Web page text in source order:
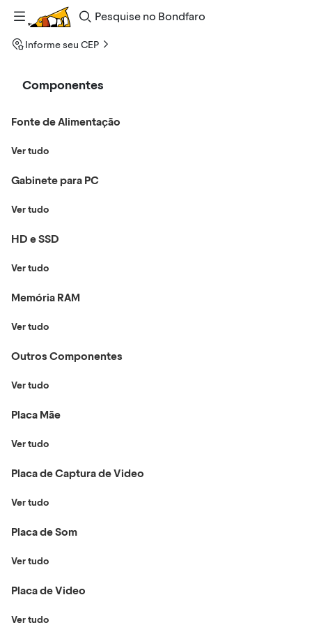
Pesquise
Bondfaro
Informe seu CEP
Componentes
Fonte de Alimentação
Ver tudo
Gabinete para PC
Ver tudo
HD e SSD
Ver tudo
Memória RAM
Ver tudo
Outros Componentes
Ver tudo
Placa Mãe
Ver tudo
Placa de Captura de Video
Ver tudo
Placa de Som
Ver tudo
Placa de Video
Ver tudo